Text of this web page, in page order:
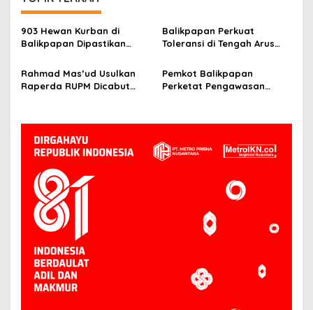
903 Hewan Kurban di
Balikpapan Dipastikan
Balikpapan Perkuat
Toleransi di Tengah Arus
Rahmad Mas’ud Usulkan
Raperda RUPM Dicabut
Pemkot Balikpapan
Perketat Pengawasan
Dikelola Baik